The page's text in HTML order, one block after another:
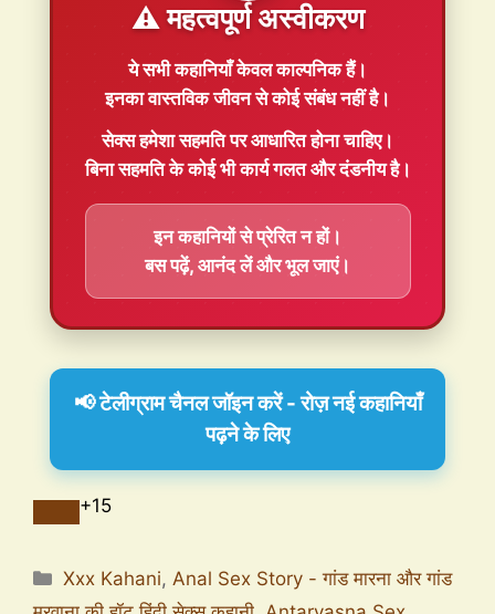
⚠️ महत्वपूर्ण अस्वीकरण
ये सभी कहानियाँकेवल काल्पनिकहैं।
इनका वास्तविक जीवन से कोई संबंध नहीं है।
सेक्स हमेशासहमतिपर आधारित होना चाहिए।
बिना सहमति के कोई भी कार्य गलत और दंडनीय है।
इन कहानियों से प्रेरित न हों।
बस पढ़ें, आनंद लें और भूल जाएं।
📢 टेलीग्राम चैनल जॉइन करें - रोज़ नई कहानियाँ
पढ़ने के लिए
+15
Xxx Kahani,Anal Sex Story - गांड मारना और गांड